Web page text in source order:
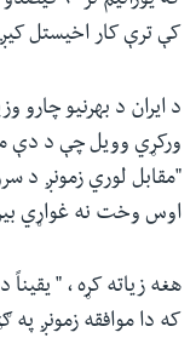
کې ترې کار اخیستل
د ایران د بهرنیو
ورکړي وویل چې د دې
"مقابل لوري زمونږ د
اوس وخت نه غواړي
هغه زیاته کړه ، "
که دا موافقه زمونږ په